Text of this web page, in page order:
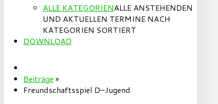
ALLE KATEGORIENALLE ANSTEHENDEN
UND AKTUELLEN TERMINE NACH
KATEGORIEN SORTIERT
DOWNLOAD
Beiträge »
Freundschaftsspiel D–Jugend